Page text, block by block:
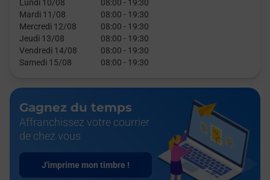
Lundi 10/08
08:00 - 19:30
Mardi 11/08
08:00 - 19:30
Mercredi 12/08
08:00 - 19:30
Jeudi 13/08
08:00 - 19:30
Vendredi 14/08
08:00 - 19:30
Samedi 15/08
08:00 - 19:30
Gagnez du temps
Affranchissez votre courrier
de chez vous
J'imprime mon timbre !